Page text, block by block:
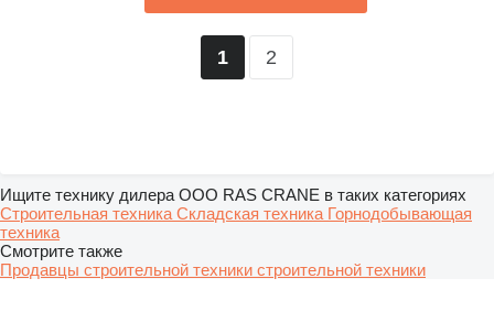
1 2
Ищите технику дилера ООО RAS CRANE в таких категориях
Строительная техника Складская техника Горнодобывающая
техника
Смотрите также
Продавцы строительной техники строительной техники